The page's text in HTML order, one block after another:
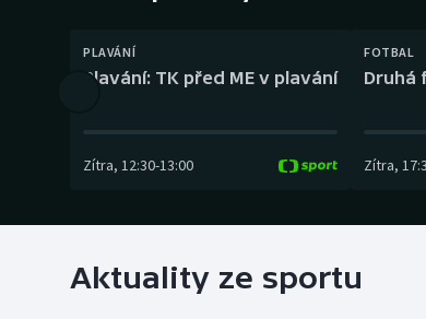
Dostihy
Futsal
Gymnastika
PLAVÁNÍ
Plavání: TK před ME v plavání
Zítra, 12:30-13:00
FOTBAL
Druhá
Zítra,
Aktuality ze sportu